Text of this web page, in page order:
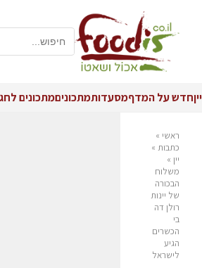
ייןחדש על המדףמסעדותמתכוניםמתכונים
ראשי »
כתבות »
יין »
משלוח
הבכורה
של יינות
רולן דה
בי
הכשרים
הגיע
לישראל